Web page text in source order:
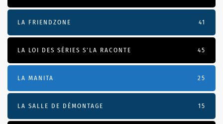
LA FRIENDZONE 41
LA LOI DES SÉRIES S'LA RACONTE 45
LA MANITA 25
LA SALLE DE DÉMONTAGE 15